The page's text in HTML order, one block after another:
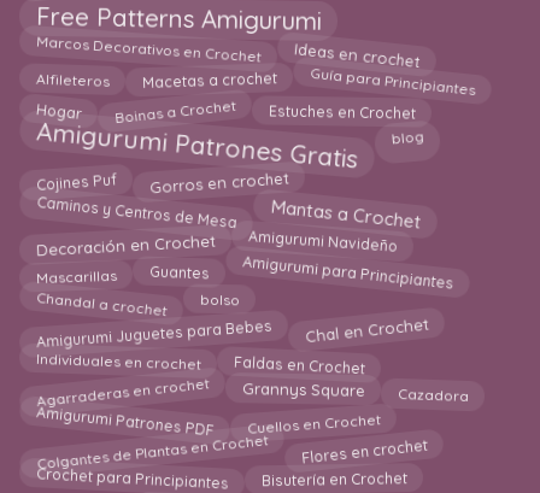
Free Patterns Amigurumi
Marcos Decorativos en Crochet Ideas en crochet
Alfileteros Macetas a crochet Guía para Principiantes
Hogar Boinas a Crochet Estuches en Crochet
Amigurumi Patrones Gratis blog
Cojines Puf Gorros en crochet
Caminos y Centros de Mesa Mantas a Crochet
Decoración en Crochet Amigurumi Navideño
Mascarillas Guantes Amigurumi para Principiantes
Chandal a crochet bolso
Amigurumi Juguetes para Bebes Chal en Crochet
Individuales en crochet Faldas en Crochet
Agarraderas en crochet Grannys Square Cazadora
Amigurumi Patrones PDF Cuellos en Crochet
Colgantes de Plantas en Crochet Flores en crochet
Crochet para Principiantes Bisutería en Crochet